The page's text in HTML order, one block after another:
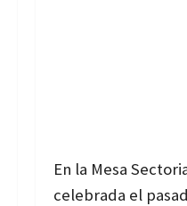
En la Mesa
celebrada el